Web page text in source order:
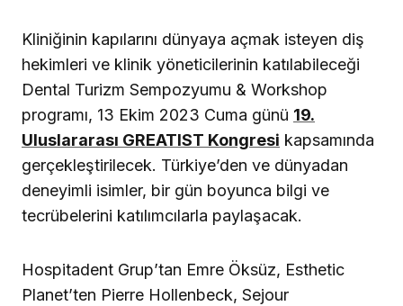
Kliniğinin kapılarını dünyaya açmak isteyen diş
hekimleri ve klinik yöneticilerinin katılabileceği
Dental Turizm Sempozyumu & Workshop
programı, 13 Ekim 2023 Cuma günü 19.
Uluslararası GREATIST Kongresi kapsamında
gerçekleştirilecek. Türkiye’den ve dünyadan
deneyimli isimler, bir gün boyunca bilgi ve
tecrübelerini katılımcılarla paylaşacak.
Hospitadent Grup’tan Emre Öksüz, Esthetic
Planet’ten Pierre Hollenbeck, Sejour